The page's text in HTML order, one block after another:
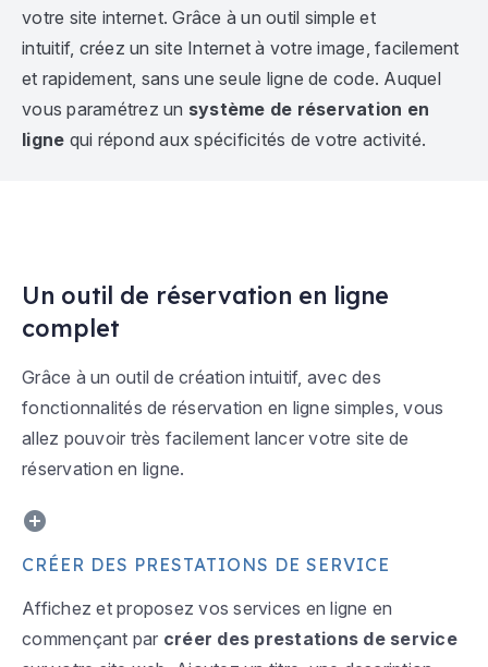
votre site internet. Grâce à un outil simple et
intuitif, créez un site Internet à votre image, facilement
et rapidement, sans une seule ligne de code. Auquel
vous paramétrez un système de réservation en
ligne qui répond aux spécificités de votre activité.
Un outil de réservation en ligne
complet
Grâce à un outil de création intuitif, avec des
fonctionnalités de réservation en ligne simples, vous
allez pouvoir très facilement lancer votre site de
réservation en ligne.
CRÉER DES PRESTATIONS DE SERVICE
Affichez et proposez vos services en ligne en
commençant par créer des prestations de service